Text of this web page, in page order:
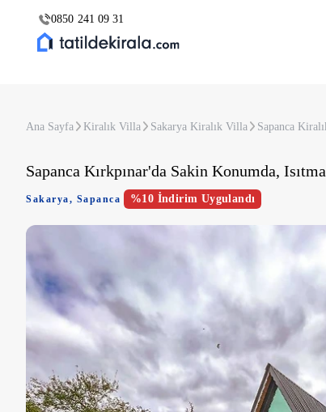
0850 241 09 31
Ana Sayfa Kiralık Villa Sakarya Kiralık Villa Sapanca
Sapanca Kırkpınar'da Sakin Konumda,
Sakarya, Sapanca %10 İndirim Uygulandı